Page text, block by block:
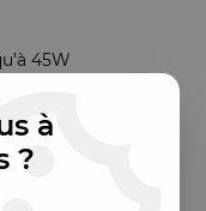
45W
en SAV,
plus de flexibilité
à
?